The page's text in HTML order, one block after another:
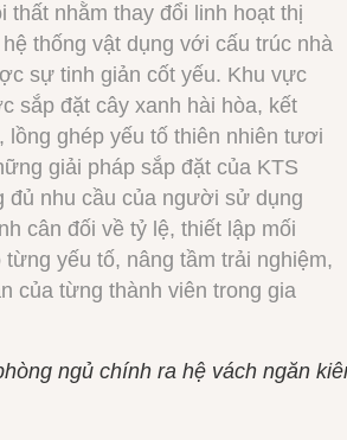
thất nhằm thay đổi linh hoạt thị
thống vật dụng với cấu trúc nhà
sự tinh giản cốt yếu. Khu vực
sắp đặt cây xanh hài hòa, kết
lồng ghép yếu tố thiên nhiên tươi
giải pháp sắp đặt của KTS
đủ nhu cầu của người sử dụng
cân đối về tỷ lệ, thiết lập mối
yếu tố, nâng tầm trải nghiệm,
của từng thành viên trong gia
ngủ chính ra hệ vách ngăn